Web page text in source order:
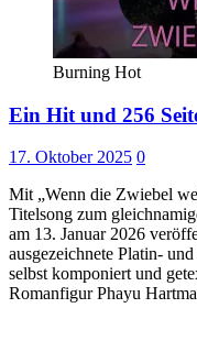
Burning Hot
Ein Hit und 256
17. Oktober 2025 0
Mit „Wenn die Zwiebel
Titelsong zum
am 13. Januar 2026
ausgezeichnete Platin-
selbst komponiert und
Romanfigur Phayu